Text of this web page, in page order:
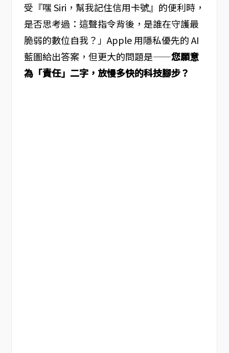
受『嘿 Siri，幫我記住信用卡號』的便利時，
是否思考過：這聲指令背後，是誰在守護最
脆弱的數位自我？」Apple 用隱私優先的 AI
藍圖給出答案，但更大的問題是——您願意
為「責任」二字，放慢多快的科技腳步？